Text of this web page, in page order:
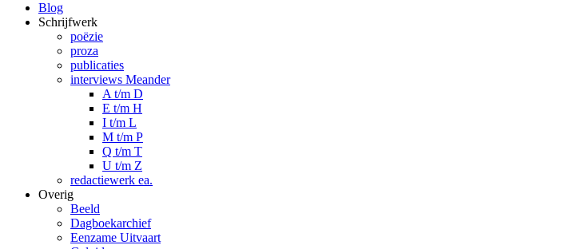
Blog
Schrijfwerk
poëzie
proza
publicaties
interviews Meander
A t/m D
E t/m H
I t/m L
M t/m P
Q t/m T
U t/m Z
redactiewerk ea.
Overig
Beeld
Dagboekarchief
Eenzame Uitvaart